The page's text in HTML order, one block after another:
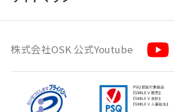
株式会社OSK 公式Youtube